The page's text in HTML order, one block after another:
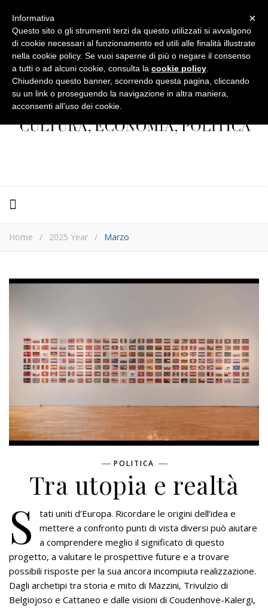
Home / 2025 Year / Marzo
POLITICA
Tra utopia e realtà
S
tati uniti d’Europa. Ricordare le origini dell’idea e
mettere a confronto punti di vista diversi può aiutare
a comprendere meglio il significato di questo
progetto, a valutare le prospettive future e a trovare
possibili risposte per la sua ancora incompiuta realizzazione.
Dagli archetipi tra storia e mito di Mazzini, Trivulzio di
Belgiojoso e Cattaneo e dalle visioni di Coudenhove-Kalergi,
×
Informativa
Questo sito o gli strumenti terzi da questo utilizzati si avvalgono
di cookie necessari al funzionamento ed utili alle finalità illustrate
nella cookie policy. Se vuoi saperne di più o negare il consenso
a tutti o ad alcuni cookie, consulta la cookie policy
Chiudendo questo banner, scorrendo questa pagina, cliccando
su un link o proseguendo la navigazione in altra maniera,
acconsenti all’uso dei cookie.